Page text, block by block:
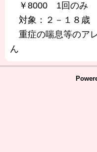
￥8000 1回のみ
対象：２－１８歳
重症の喘息等のア
ん